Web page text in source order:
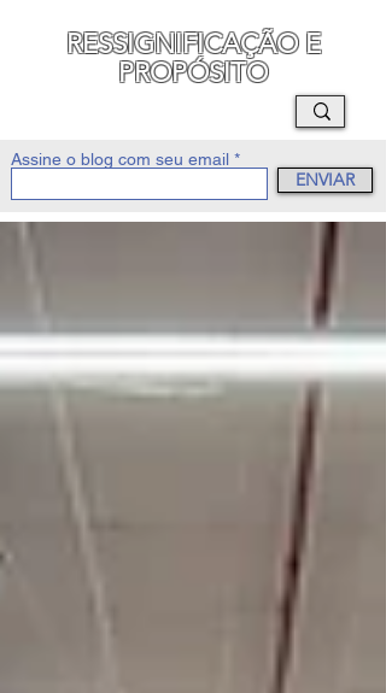
RESSIGNIFICAÇÃO E
PROPÓSITO
Assine o blog com seu email
ENVIAR